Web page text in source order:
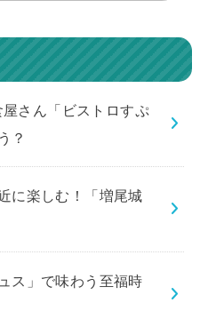
さん「ビストロすぷ
？
に楽しむ！「増尾城
ス」で味わう至福時